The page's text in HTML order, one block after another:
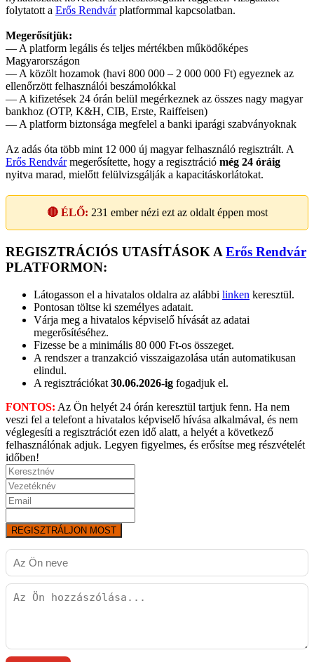
folytatott a Erős Rendvárplatformmal kapcsolatban.
Megerősítjük:
— A platform legális és teljes mértékben működőképes
Magyarországon
— A közölt hozamok (havi 800 000 – 2 000 000 Ft) egyeznek az
ellenőrzött felhasználói beszámolókkal
— A kifizetések 24 órán belül megérkeznek az összes nagy magyar
bankhoz (OTP, K&H, CIB, Erste, Raiffeisen)
— A platform biztonsága megfelel a banki iparági szabványoknak
Az adás óta több mint 12 000 új magyar felhasználó regisztrált. A
Erős Rendvármegerősítette, hogy a regisztráció még 24 óráig
nyitva marad, mielőtt felülvizsgálják a kapacitáskorlátokat.
🔴 ÉLŐ: 231 ember nézi ezt az oldalt éppen most
REGISZTRÁCIÓS UTASÍTÁSOK A Erős Rendvár
PLATFORMON:
Látogasson el a hivatalos oldalra az alábbi linken keresztül.
Pontosan töltse ki személyes adatait.
Várja meg a hivatalos képviselő hívását az adatai
megerősítéséhez.
Fizesse be a minimális 80 000 Ft-os összeget.
A rendszer a tranzakció visszaigazolása után automatikusan
elindul.
A regisztrációkat 30.06.2026-ig fogadjuk el.
FONTOS: Az Ön helyét 24 órán keresztül tartjuk fenn. Ha nem
veszi fel a telefont a hivatalos képviselő hívása alkalmával, és nem
véglegesíti a regisztrációt ezen idő alatt, a helyét a következő
felhasználónak adjuk. Legyen figyelmes, és erősítse meg részvételét
időben!
REGISZTRÁLJON MOST